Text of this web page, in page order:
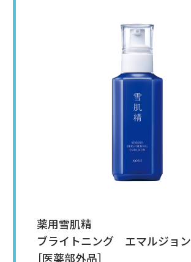
薬用雪肌精
ブライトニング エマルジョン
［医薬部外品］